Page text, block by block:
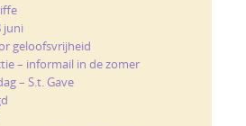
juni
geloofsvrijheid
– informail in de zomer
– S.t. Gave